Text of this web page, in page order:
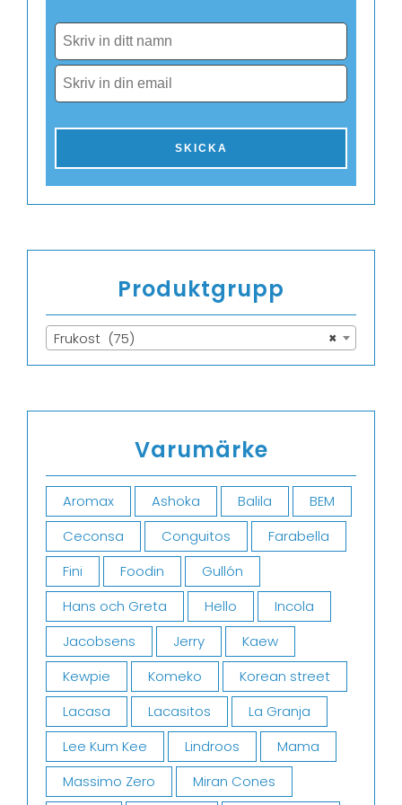
Produktgrupp
×
Frukost (75)
Varumärke
Aromax Ashoka Balila
BEM
Ceconsa
Conguitos
Farabella
Fini
Foodin
Gullón
Hans och Greta
Hello
Incola
Jacobsens
Jerry
Kaew
Kewpie
Komeko
Korean street
Lacasa
Lacasitos
La Granja
Lee Kum Kee
Lindroos
Mama
Massimo Zero
Miran Cones